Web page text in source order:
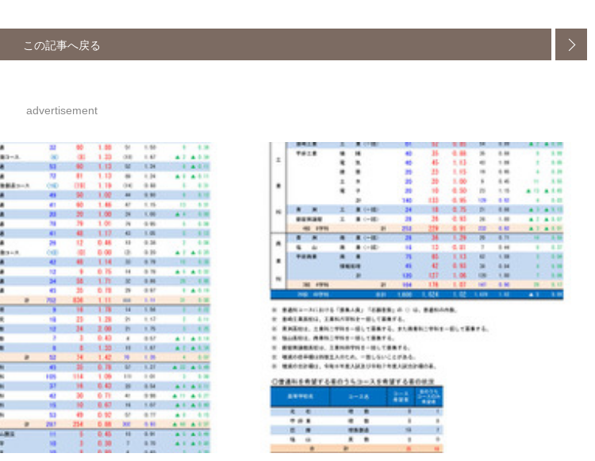
この記事へ戻る
advertisement